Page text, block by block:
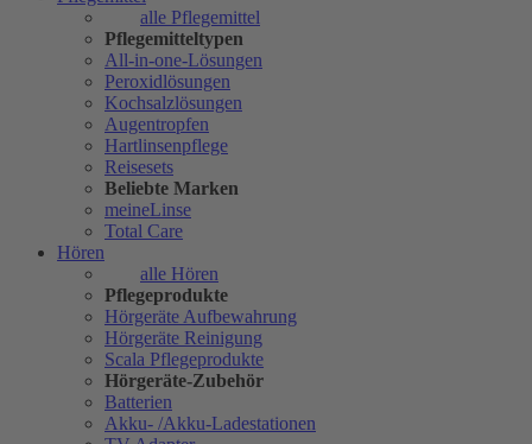
alle Pflegemittel
Pflegemitteltypen
All-in-one-Lösungen
Peroxidlösungen
Kochsalzlösungen
Augentropfen
Hartlinsenpflege
Reisesets
Beliebte Marken
meineLinse
Total Care
Hören
alle Hören
Pflegeprodukte
Hörgeräte Aufbewahrung
Hörgeräte Reinigung
Scala Pflegeprodukte
Hörgeräte-Zubehör
Batterien
Akku- /Akku-Ladestationen